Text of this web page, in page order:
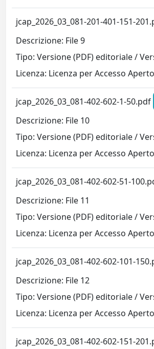
jcap_2026_03_081-201-401-151-
Descrizione: File 9
Tipo: Versione (PDF) editoriale /
Licenza: Licenza per Accesso
jcap_2026_03_081-402-602-1-50.pdf
Descrizione: File 10
Tipo: Versione (PDF) editoriale /
Licenza: Licenza per Accesso
jcap_2026_03_081-402-602-51-
Descrizione: File 11
Tipo: Versione (PDF) editoriale /
Licenza: Licenza per Accesso
jcap_2026_03_081-402-602-101-
Descrizione: File 12
Tipo: Versione (PDF) editoriale /
Licenza: Licenza per Accesso
jcap_2026_03_081-402-602-151-